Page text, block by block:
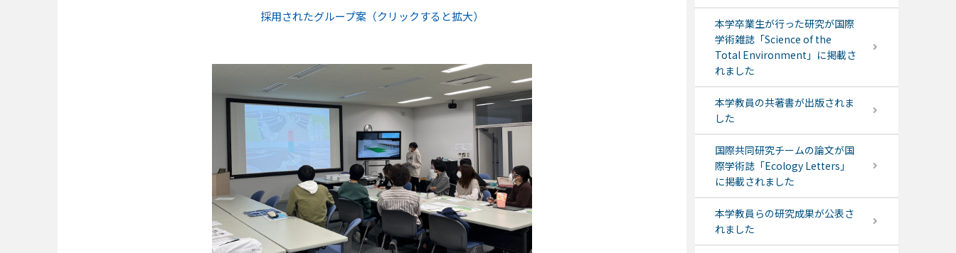
採用されたグループ案（クリックすると拡大）
本学卒業生が行った研究が国際
学術雑誌「Science of the
Total Environment」に掲載さ
れました
本学教員の共著書が出版されま
した
国際共同研究チームの論文が国
際学術誌「Ecology Letters」
に掲載されました
本学教員らの研究成果が公表さ
れました